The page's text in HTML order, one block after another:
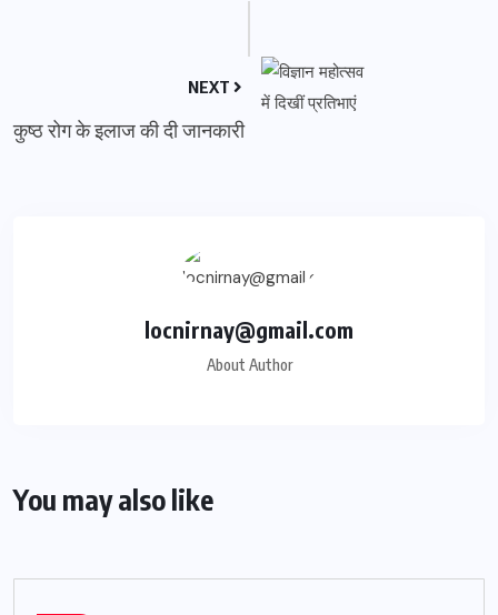
NEXT
कुष्ठ रोग के इलाज की दी जानकारी
locnirnay@gmail.com
About Author
You may also like